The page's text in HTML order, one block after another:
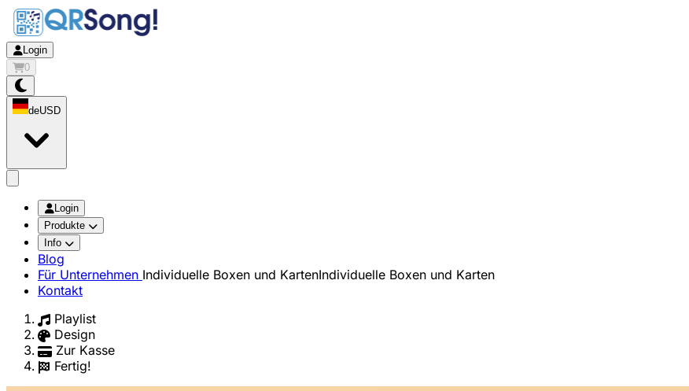
Login
0
deUSD
Login
Produkte
Info
Blog
Für Unternehmen Individuelle Boxen und KartenIndividuelle Boxen und Karten
Kontakt
Playlist
Design
Zur Kasse
Fertig!